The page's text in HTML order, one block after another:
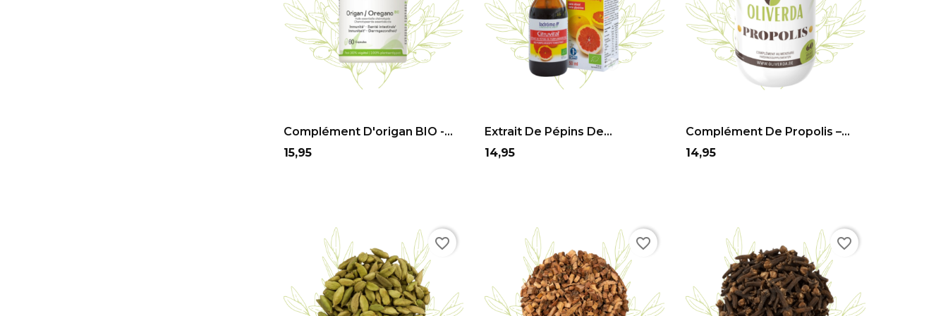
Complément D'origan BIO -...
Prix
15,95
Extrait De Pépins De...
Prix
14,95
Complément De Propolis –...
Prix
14,95
favorite_border favorite_border favorite_border